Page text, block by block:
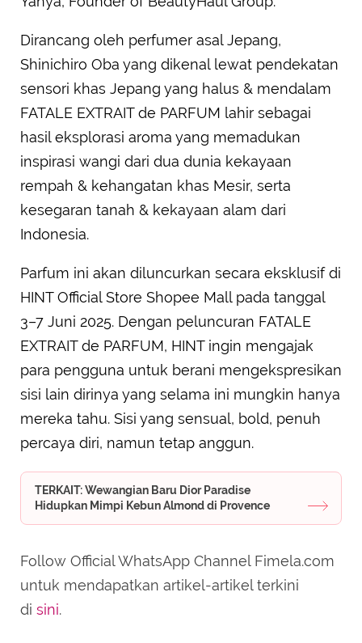
Dirancang oleh perfumer asal Jepang,
Shinichiro Oba yang dikenal lewat pendekatan
sensori khas Jepang yang halus & mendalam
FATALE EXTRAIT de PARFUM lahir sebagai
hasil eksplorasi aroma yang memadukan
inspirasi wangi dari dua dunia kekayaan
rempah & kehangatan khas Mesir, serta
kesegaran tanah & kekayaan alam dari
Indonesia.
Parfum ini akan diluncurkan secara eksklusif di
HINT Official Store Shopee Mall pada tanggal
3–7 Juni 2025. Dengan peluncuran FATALE
EXTRAIT de PARFUM, HINT ingin mengajak
para pengguna untuk berani mengekspresikan
sisi lain dirinya yang selama ini mungkin hanya
mereka tahu. Sisi yang sensual, bold, penuh
percaya diri, namun tetap anggun.
TERKAIT: Wewangian Baru Dior Paradise
Hidupkan Mimpi Kebun Almond di Provence
Follow Official WhatsApp Channel Fimela.com
untuk mendapatkan artikel-artikel terkini
di sini.